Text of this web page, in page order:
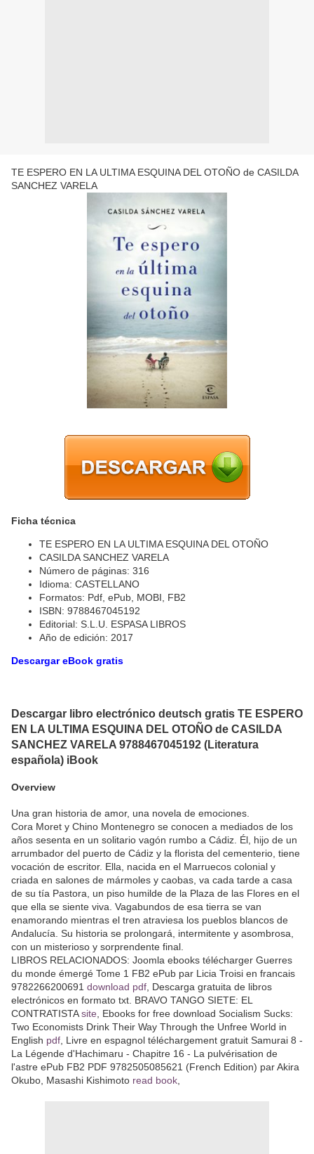
TE ESPERO EN LA ULTIMA ESQUINA DEL OTOÑO de CASILDA
SANCHEZ VARELA
Ficha técnica
TE ESPERO EN LA ULTIMA ESQUINA DEL OTOÑO
CASILDA SANCHEZ VARELA
Número de páginas: 316
Idioma: CASTELLANO
Formatos: Pdf, ePub, MOBI, FB2
ISBN: 9788467045192
Editorial: S.L.U. ESPASA LIBROS
Año de edición: 2017
Descargar eBook gratis
Descargar libro electrónico deutsch gratis TE ESPERO
EN LA ULTIMA ESQUINA DEL OTOÑO de CASILDA
SANCHEZ VARELA 9788467045192 (Literatura
española) iBook
Overview
Una gran historia de amor, una novela de emociones.
Cora Moret y Chino Montenegro se conocen a mediados de los
años sesenta en un solitario vagón rumbo a Cádiz. Él, hijo de un
arrumbador del puerto de Cádiz y la florista del cementerio, tiene
vocación de escritor. Ella, nacida en el Marruecos colonial y
criada en salones de mármoles y caobas, va cada tarde a casa
de su tía Pastora, un piso humilde de la Plaza de las Flores en el
que ella se siente viva. Vagabundos de esa tierra se van
enamorando mientras el tren atraviesa los pueblos blancos de
Andalucía. Su historia se prolongará, intermitente y asombrosa,
con un misterioso y sorprendente final.
LIBROS RELACIONADOS: Joomla ebooks télécharger Guerres
du monde émergé Tome 1 FB2 ePub par Licia Troisi en francais
9782266200691 download pdf, Descarga gratuita de libros
electrónicos en formato txt. BRAVO TANGO SIETE: EL
CONTRATISTAsite, Ebooks for free download Socialism Sucks:
Two Economists Drink Their Way Through the Unfree World in
English pdf, Livre en espagnol téléchargement gratuit Samurai 8 -
La Légende d'Hachimaru - Chapitre 16 - La pulvérisation de
l'astre ePub FB2 PDF 9782505085621 (French Edition) par Akira
Okubo, Masashi Kishimoto read book,